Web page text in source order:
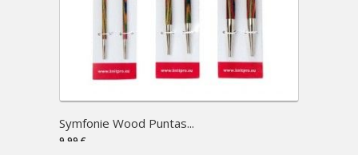
Symfonie Wood Puntas...
9,99 €